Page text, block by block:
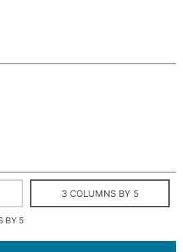
3 COLUMNS BY 5
BY 5